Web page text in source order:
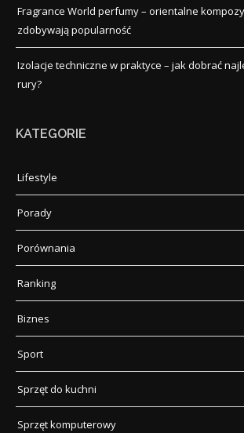
Fragrance World perfumy – orientalne
zdobywają popularność
Izolacje techniczne w praktyce – jak dobrać
rury?
KATEGORIE
Lifestyle
Porady
Porównania
Ranking
Biznes
Sport
Sprzęt do kuchni
Sprzęt komputerowy